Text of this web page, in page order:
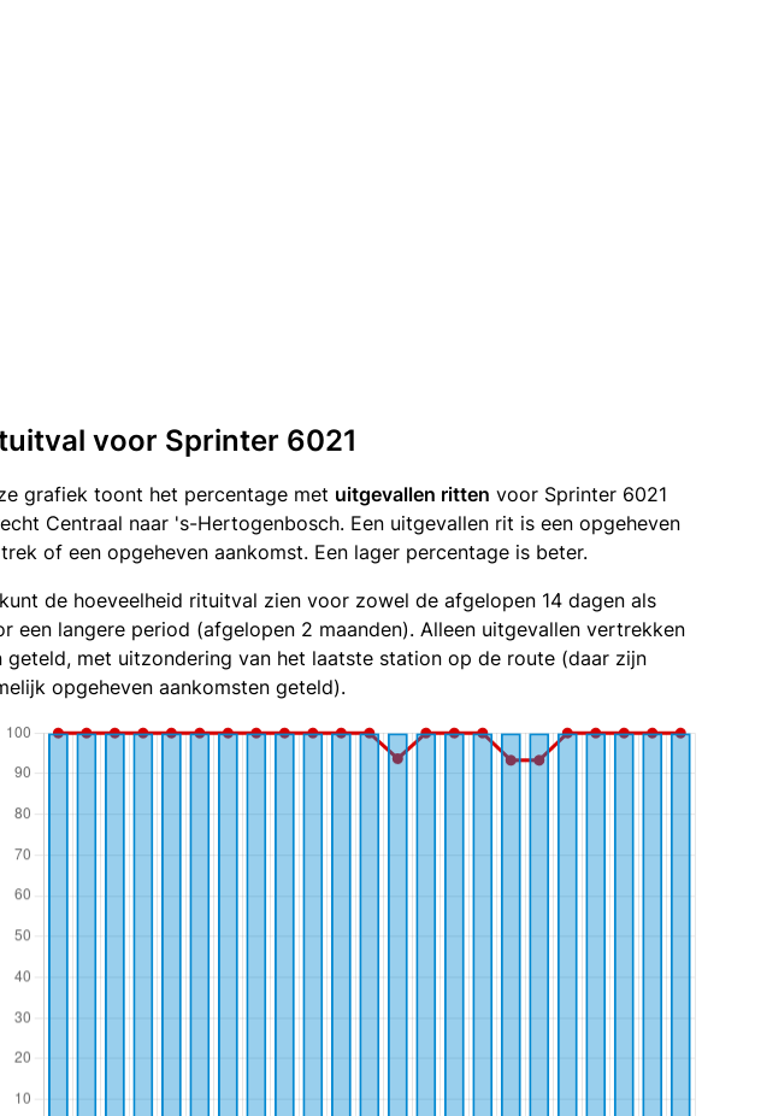
voor Sprinter 6021
grafiek toont het percentage met uitgevallen ritten voor Sprinter 6021
Centraal naar 's-Hertogenbosch. Een uitgevallen rit is een opgeheven
of een opgeheven aankomst. Een lager percentage is beter.
de hoeveelheid rituitval zien voor zowel de afgelopen 14 dagen als
een langere period (afgelopen 2 maanden). Alleen uitgevallen vertrekken
geteld, met uitzondering van het laatste station op de route (daar zijn
opgeheven aankomsten geteld).